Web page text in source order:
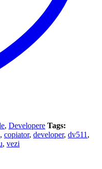
, Developere Tags:
, copiator, developer, dv511 ,
, vezi